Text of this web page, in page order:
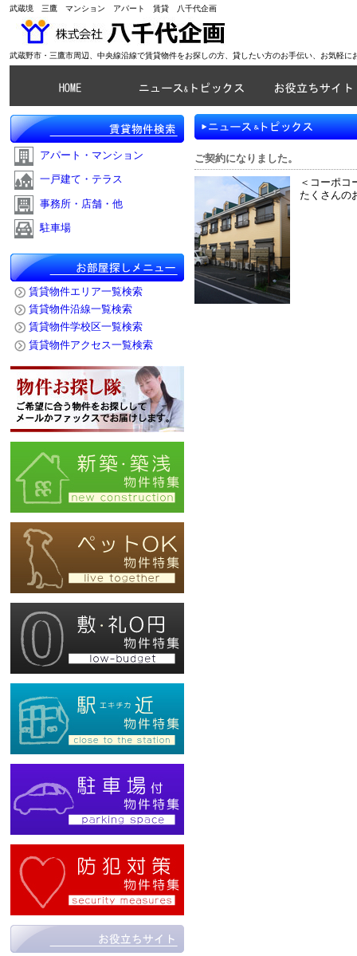
武蔵境 三鷹 マンション アパート 賃貸 八千代企画
武蔵野市・三鷹市周辺、中央線沿線で賃貸物件をお探しの方、貸したい方のお手伝い、お気軽に
アパート・マンション
一戸建て・テラス
事務所・店舗・他
駐車場
賃貸物件エリア一覧検索
賃貸物件沿線一覧検索
賃貸物件学校区一覧検索
賃貸物件アクセス一覧検索
ご契約になりました。
＜コーポコ
たくさんの